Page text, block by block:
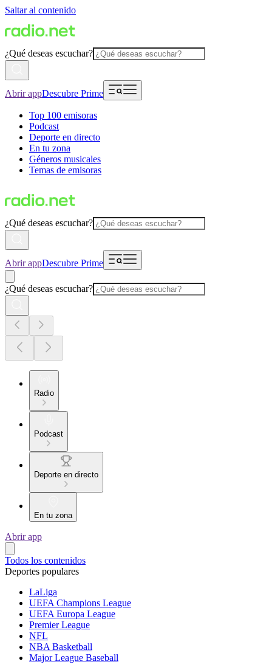
Saltar al contenido
¿Qué deseas escuchar?
Abrir appDescubre Prime
Top 100 emisoras
Podcast
Deporte en directo
En tu zona
Géneros musicales
Temas de emisoras
¿Qué deseas escuchar?
Abrir appDescubre Prime
¿Qué deseas escuchar?
Radio
Podcast
Deporte en directo
En tu zona
Abrir app
Todos los contenidos
Deportes populares
LaLiga
UEFA Champions League
UEFA Europa League
Premier League
NFL
NBA Basketball
Major League Baseball